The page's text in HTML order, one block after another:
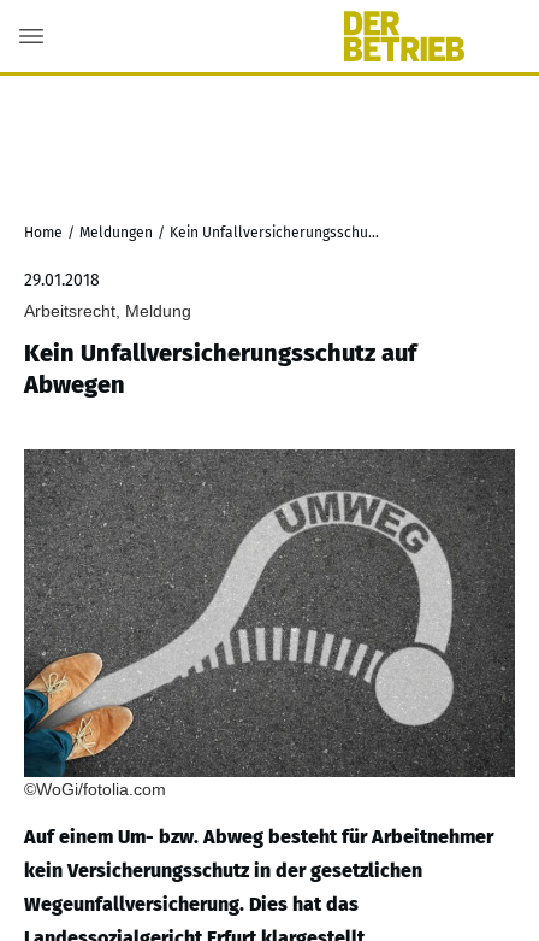
Home / Meldungen / Kein Unfallversicherungsschutz auf Abwegen
29.01.2018
Arbeitsrecht, Meldung
Kein Unfallversicherungsschutz auf
Abwegen
©WoGi/fotolia.com
Auf einem Um- bzw. Abweg besteht für Arbeitnehmer
kein Versicherungsschutz in der gesetzlichen
Wegeunfallversicherung. Dies hat das